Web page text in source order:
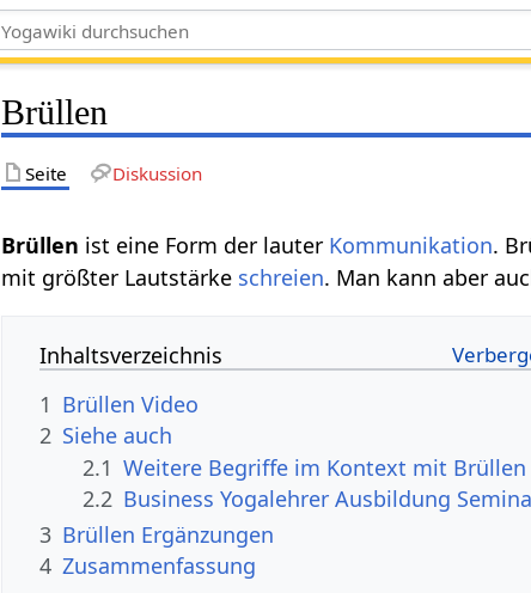
Brüllen
Seite Diskussion
ist eine Form der lauter Kommunikation.
mit größter Lautstärke schreien. Man kann aber
Inhaltsverzeichnis
1
Brüllen‏‎ Video
2 Siehe auch
2.1
2.2 Business Yogalehrer Ausbildung
3
Brüllen‏‎ Ergänzungen
4 Zusammenfassung